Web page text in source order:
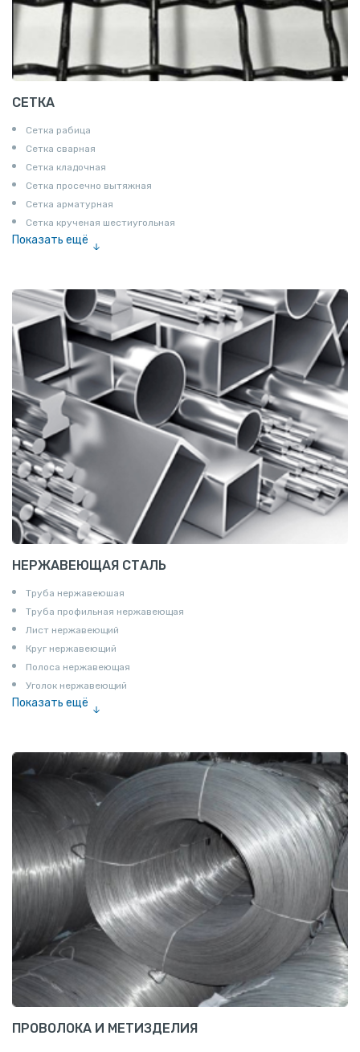
СЕТКА
Сетка рабица
Сетка сварная
Сетка кладочная
Сетка просечно вытяжная
Сетка арматурная
Сетка крученая шестиугольная
Показать ещё
НЕРЖАВЕЮЩАЯ СТАЛЬ
Труба нержавеюшая
Труба профильная нержавеющая
Лист нержавеющий
Круг нержавеющий
Полоса нержавеющая
Уголок нержавеющий
Показать ещё
ПРОВОЛОКА И МЕТИЗДЕЛИЯ